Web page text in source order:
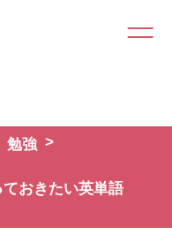
勉強
おきたい英単語